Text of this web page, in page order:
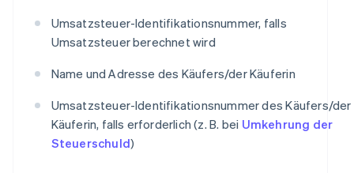
Umsatzsteuer-Identifikationsnummer, falls
Umsatzsteuer berechnet wird
Name und Adresse des Käufers/der Käuferin
Umsatzsteuer-Identifikationsnummer des Käufers/der
Käuferin, falls erforderlich (z. B. bei Umkehrung der
Steuerschuld)